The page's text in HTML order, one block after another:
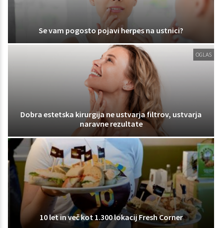
Se vam pogosto pojavi herpes na ustnici?
OGLAS
Dobra estetska kirurgija ne ustvarja filtrov, ustvarja
naravne rezultate
10 let in več kot 1.300 lokacij Fresh Corner